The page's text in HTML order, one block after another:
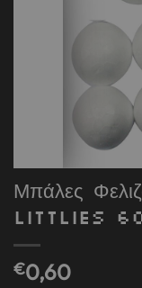
Μπάλες
Littlies
€0,60